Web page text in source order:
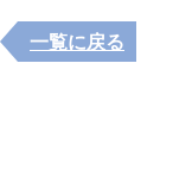
一覧に戻る